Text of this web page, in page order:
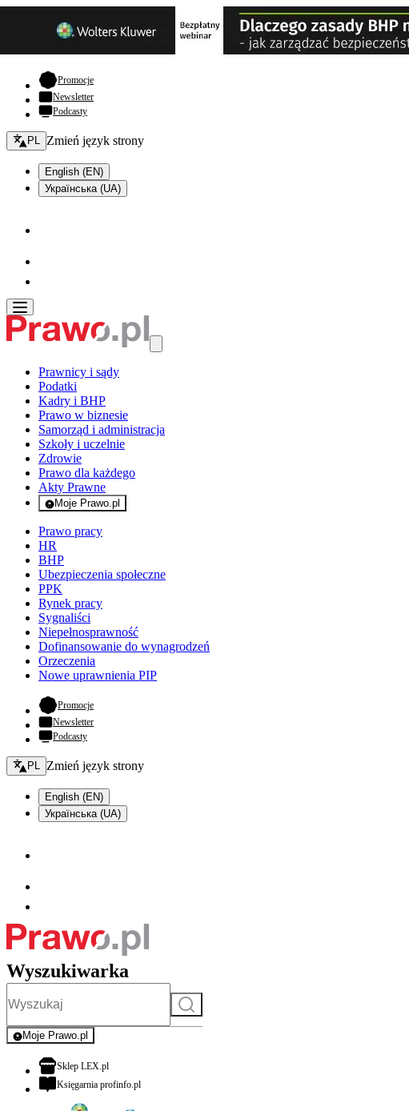
Promocje- otwiera się w nowej karcie
Newsletter
Podcasty
Zmień język - bieżący:
PL Zmień język strony
English (EN)
Українська (UA)
Prawnicy i sądy
Podatki
Kadry i BHP
Prawo w biznesie
Samorząd i administracja
Szkoły i uczelnie
Zdrowie
Prawo dla każdego
Akty Prawne
Moje Prawo.pl
- rejestracja i logowanie do serwisu
Prawo pracy
HR
BHP
Ubezpieczenia społeczne
PPK
Rynek pracy
Sygnaliści
Niepełnosprawność
Dofinansowanie do wynagrodzeń
Orzeczenia
Nowe uprawnienia PIP
Promocje- otwiera się w nowej karcie
Newsletter
Podcasty
Zmień język - bieżący:
PL Zmień język strony
English (EN)
Українська (UA)
Wyszukiwarka
Szukaj
Moje Prawo.pl
- rejestracja i logowanie do serwisu
Sklep LEX.plotwiera się w nowej karcie
Księgarnia profinfo.plotwiera się w nowej karcie